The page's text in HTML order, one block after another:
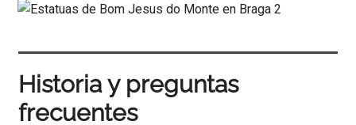
Historia y preguntas
frecuentes